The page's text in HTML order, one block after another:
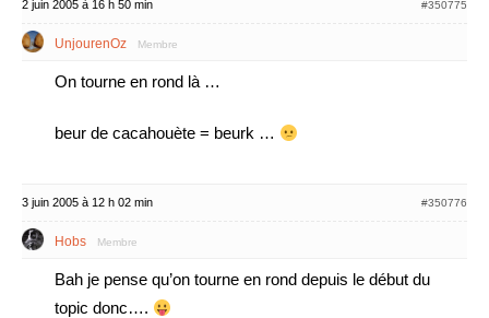
2 juin 2005 à 16 h 50 min #350775
UnjourenOz Membre
On tourne en rond là …
beur de cacahouète = beurk …
3 juin 2005 à 12 h 02 min #350776
Hobs Membre
Bah je pense qu’on tourne en rond depuis le début du
topic donc….